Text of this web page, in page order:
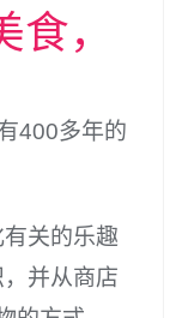
，
400多年的
关的乐趣
并从商店